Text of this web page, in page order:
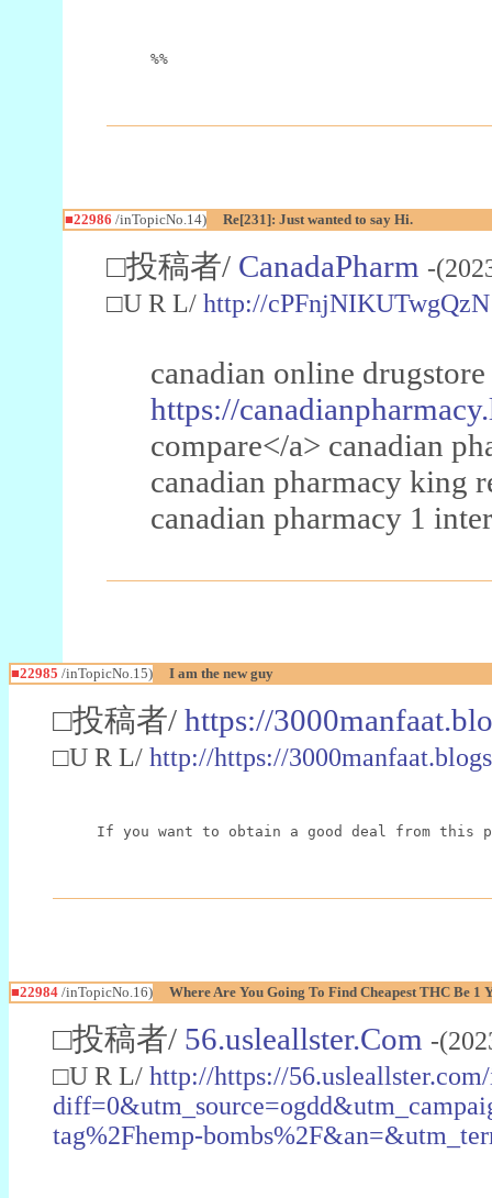
%%
■22986 /inTopicNo.14) Re[231]: Just wanted to say Hi.
□投稿者/ CanadaPharm -
□U R L/ http://cPFnjNIKUTwgQzN
canadian online
https://
compare</a> canadian
canadian pharmacy king
canadian pharmacy 1
■22985 /inTopicNo.15) I am the new guy
□投稿者/ https://
□U R L/ http://https://
If you want to obtain a good deal from this
■22984 /inTopicNo.16) Where Are You Going To Find Cheapest THC Be 1
□投稿者/ 56.usleallster.Com -
□U R L/ http://https://
tag%2Fhemp-